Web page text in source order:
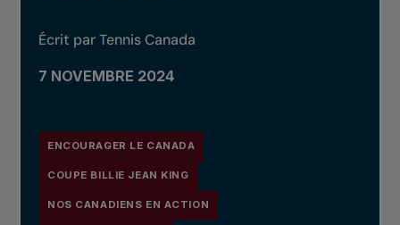
Écrit par Tennis Canada
7 NOVEMBRE 2024
ENCOURAGER LE CANADA
COUPE BILLIE JEAN KING
NOS CANADIENS EN ACTION